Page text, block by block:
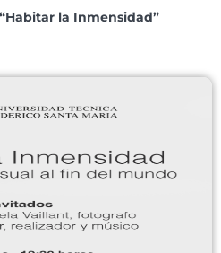
la Inmensidad”